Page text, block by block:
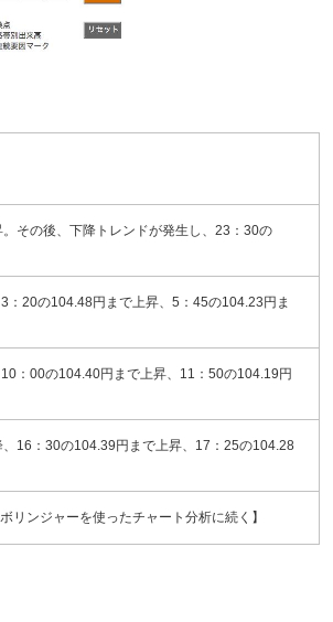
その後、下降トレンドが発生し、23：30の
20の104.48円まで上昇、5：45の104.23円ま
：00の104.40円まで上昇、11：50の104.19円
16：30の104.39円まで上昇、17：25の104.28
リンジャーを使ったチャート分析に続く】